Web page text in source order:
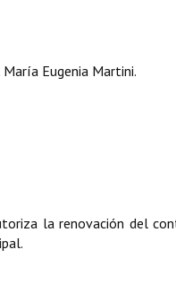
Eugenia Martini.
la renovación del